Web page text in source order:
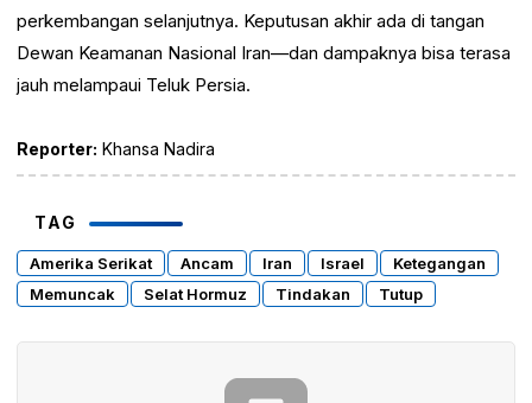
perkembangan selanjutnya. Keputusan akhir ada di tangan
Dewan Keamanan Nasional Iran—dan dampaknya bisa terasa
jauh melampaui Teluk Persia.
Reporter: Khansa Nadira
TAG
Amerika Serikat Ancam Iran Israel
Ketegangan
Memuncak
Selat Hormuz Tindakan Tutup